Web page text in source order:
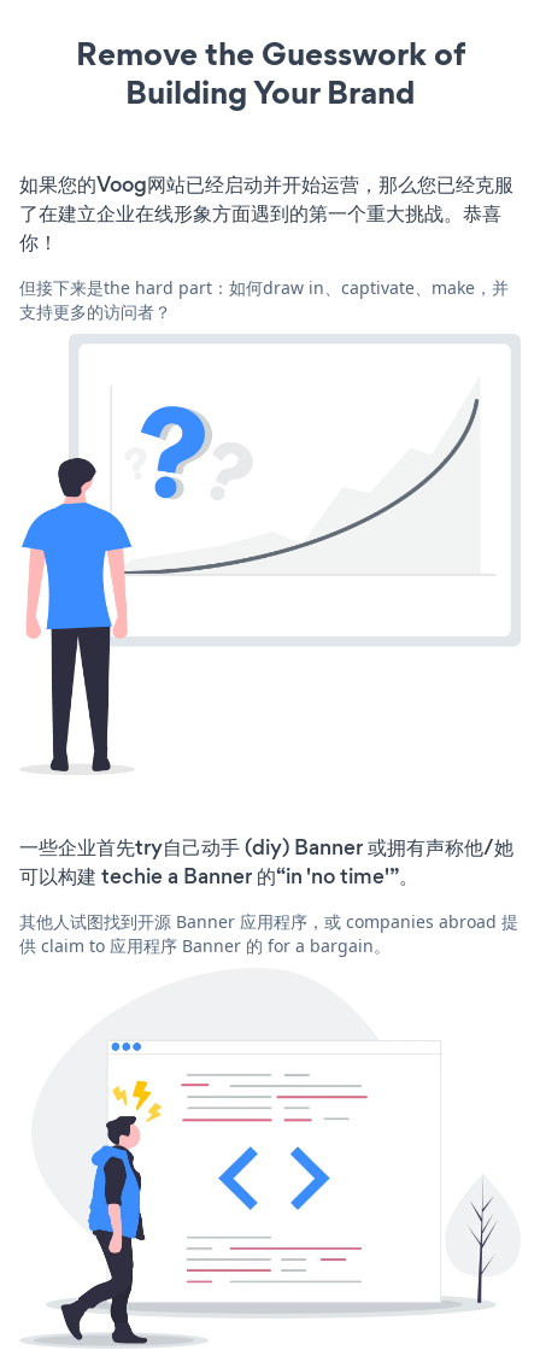
Remove the Guesswork of
Building Your Brand
如果您的Voog网站已经启动并开始运营，那么您已经克服
了在建立企业在线形象方面遇到的第一个重大挑战。恭喜
你！
但接下来是the hard part：如何draw in、captivate、make，并
支持更多的访问者？
一些企业首先try自己动手 (diy) Banner 或拥有声称他/她
可以构建 techie a Banner 的“in 'no time'”。
其他人试图找到开源 Banner 应用程序，或 companies abroad 提
供 claim to 应用程序 Banner 的 for a bargain。